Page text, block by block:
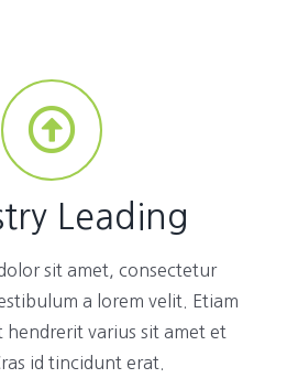
Leading
sit amet, consectetur
a lorem velit. Etiam
hendrerit varius sit amet et
id tincidunt erat.